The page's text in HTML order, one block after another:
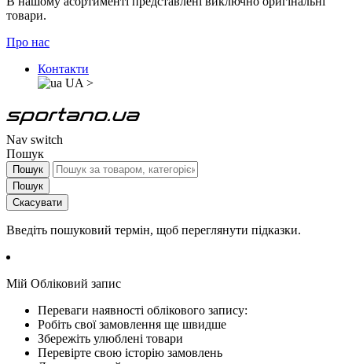
товари.
Про нас
Контакти
UA >
Nav switch
Пошук
Пошук
Пошук
Скасувати
Введіть пошуковий термін, щоб переглянути підказки.
Мій Обліковий запис
Переваги наявності облікового запису:
Робіть свої замовлення ще швидше
Збережіть улюблені товари
Перевірте свою історію замовлень